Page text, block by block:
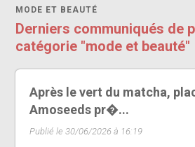
MODE ET BEAUTÉ
Derniers communiqués de
catégorie "mode et beauté"
Après le vert du matcha,
Amoseeds pr�...
Publié le 30/06/2026 à 16:19